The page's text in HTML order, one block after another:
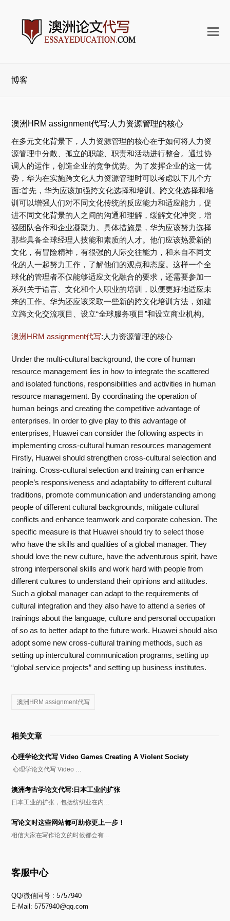
打
博客
澳洲HRM assignment代写:人力资源管理的核心
在多元文化背景下，人力资源管理的核心在于如何将人力资
源管理中分散、孤立的职能、职责和活动进行整合。通过协
调人的运作，创造企业的竞争优势。为了发挥企业的这一优
势，华为在实施跨文化人力资源管理时可以考虑以下几个方
面:首先，华为应该加强跨文化选择和培训。跨文化选择和培
训可以增强人们对不同文化传统的反应能力和适应能力，促
进不同文化背景的人之间的沟通和理解，缓解文化冲突，增
强团队合作和企业凝聚力。具体措施是，华为应该努力选择
那些具备全球经理人技能和素质的人才。他们应该热爱新的
文化，有冒险精神，有很强的人际交往能力，和来自不同文
化的人一起努力工作，了解他们的观点和态度。这样一个全
球化的管理者不仅能够适应文化融合的要求，还需要参加一
系列关于语言、文化和个人职业的培训，以便更好地适应未
来的工作。华为还应该采取一些新的跨文化培训方法，如建
立跨文化交流项目、设立“全球服务项目”和设立商业机构。
澳洲HRM assignment代写:人力资源管理的核心
Under the multi-cultural background, the core of human
resource management lies in how to integrate the scattered
and isolated functions, responsibilities and activities in human
resource management. By coordinating the operation of
human beings and creating the competitive advantage of
enterprises. In order to give play to this advantage of
enterprises, Huawei can consider the following aspects in
implementing cross-cultural human resources management
Firstly, Huawei should strengthen cross-cultural selection and
training. Cross-cultural selection and training can enhance
people’s responsiveness and adaptability to different cultural
traditions, promote communication and understanding among
people of different cultural backgrounds, mitigate cultural
conflicts and enhance teamwork and corporate cohesion. The
specific measure is that Huawei should try to select those
who have the skills and qualities of a global manager. They
should love the new culture, have the adventurous spirit, have
strong interpersonal skills and work hard with people from
different cultures to understand their opinions and attitudes.
Such a global manager can adapt to the requirements of
cultural integration and they also have to attend a series of
trainings about the language, culture and personal occupation
of so as to better adapt to the future work. Huawei should also
adopt some new cross-cultural training methods, such as
setting up intercultural communication programs, setting up
“global service projects” and setting up business institutes.
澳洲HRM assignment代写
相关文章
心理学论文代写 Video Games Creating A Violent Society
心理学论文代写 Video …
澳洲考古学论文代写:日本工业的扩张
日本工业的扩张，包括纺织业在内…
写论文时这些网站都可助你更上一步！
相信大家在写作论文的时候都会有…
客服中心
QQ/微信同号 : 5757940
E-Mail:5757940@qq.com